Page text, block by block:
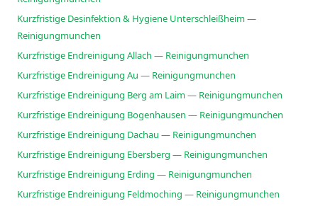
Kurzfristige Desinfektion & Hygiene Unterschleißheim —
Reinigungmunchen
Kurzfristige Endreinigung Allach — Reinigungmunchen
Kurzfristige Endreinigung Au — Reinigungmunchen
Kurzfristige Endreinigung Berg am Laim — Reinigungmunchen
Kurzfristige Endreinigung Bogenhausen — Reinigungmunchen
Kurzfristige Endreinigung Dachau — Reinigungmunchen
Kurzfristige Endreinigung Ebersberg — Reinigungmunchen
Kurzfristige Endreinigung Erding — Reinigungmunchen
Kurzfristige Endreinigung Feldmoching — Reinigungmunchen